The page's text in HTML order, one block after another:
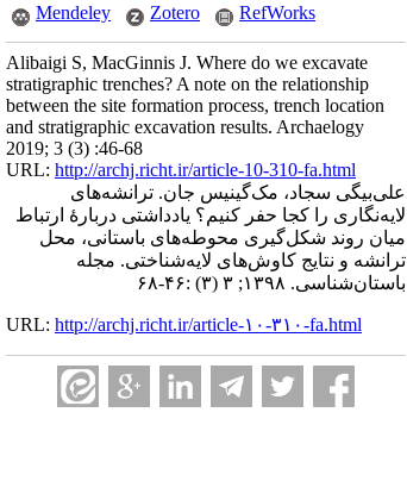
Mendeley
Zotero RefWorks
Alibaigi S, MacGinnis J. Where do we excavate
stratigraphic trenches? A note on the relationship
between the site formation process, trench location
and stratigraphic excavation results. Archaelogy
2019; 3 (3) :46-68
URL: http://archj.richt.ir/article-10-310-fa.html
علی‌بیگی سجاد، مک‌گینیس جان. ترانشه‌های
لایه‌نگاری را کجا حفر کنیم؟ یادداشتی دربارۀ ارتباط
میان روند شکل‌گیری محوطه‌های باستانی، محل
ترانشه و نتایج کاوش‌های لایه‌شناختی. مجله
باستان‌شناسی. ۱۳۹۸; ۳ (۳) :۴۶-۶۸
URL: http://archj.richt.ir/article-۱۰-۳۱۰-fa.html